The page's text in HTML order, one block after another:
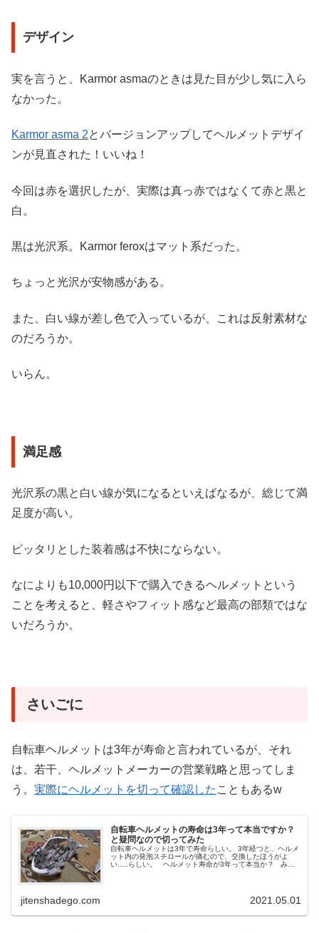
デザイン
実を言うと、Karmor asmaのときは見た目が少し気に入ら
なかった。
Karmor asma 2とバージョンアップしてヘルメットデザイ
ンが見直された！いいね！
今回は赤を選択したが、実際は真っ赤ではなくて赤と黒と
白。
黒は光沢系。Karmor feroxはマット系だった。
ちょっと光沢が安物感がある。
また、白い線が差し色で入っているが、これは反射素材な
のだろうか。
いらん。
満足感
光沢系の黒と白い線が気になるといえばなるが、総じて満
足度が高い。
ピッタリとした装着感は不快にならない。
なによりも10,000円以下で購入できるヘルメットという
ことを考えると、軽さやフィット感など最高の部類ではな
いだろうか。
さいごに
自転車ヘルメットは3年が寿命と言われているが、それ
は、若干、ヘルメットメーカーの営業戦略と思ってしま
う。 実際にヘルメットを切って確認した こともあるw
自転車ヘルメットの寿命は3年って本当ですか？
と疑問なので切ってみた
自転車ヘルメットは3年で寿命らしい。 3年経つと、ヘルメ
ット内の発泡スチロールが痛むので、交換したほうがよ
い.....らしい。 ヘルメット寿命が3年って本当か？ みな
jitenshadego.com 2021.05.01